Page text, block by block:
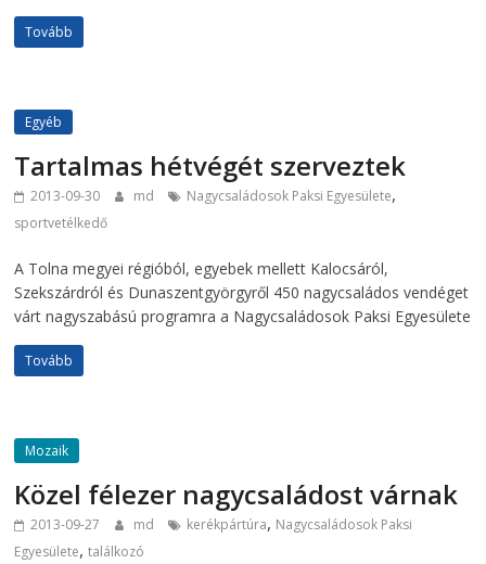
Tovább
Egyéb
Tartalmas hétvégét szerveztek
2013-09-30 md Nagycsaládosok Paksi Egyesülete,
sportvetélkedő
A Tolna megyei régióból, egyebek mellett Kalocsáról,
Szekszárdról és Dunaszentgyörgyről 450 nagycsaládos vendéget
várt nagyszabású programra a Nagycsaládosok Paksi Egyesülete
Tovább
Mozaik
Közel félezer nagycsaládost várnak
2013-09-27 md kerékpártúra, Nagycsaládosok Paksi
Egyesülete,találkozó